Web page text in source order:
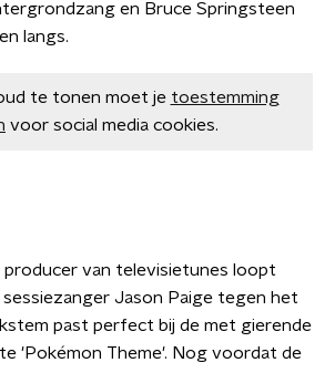
en Bruce Springsteen
langs.
te tonen moet je toestemming
voor social media cookies.
producer van televisietunes loopt
Jason Paige tegen het
past perfect bij de met gierende
'Pokémon Theme'. Nog voordat de